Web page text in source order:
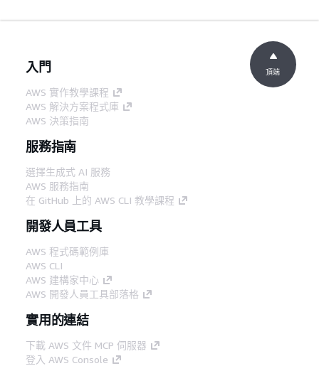
入門
AWS 實作教學課程
AWS 解決方案程式庫
AWS 決策指南
服務指南
選擇生成式 AI 服務
AWS 服務指南
在 GitHub 上的 AWS CLI 教學課程
開發人員工具
AWS 程式碼範例庫
AWS CLI
AWS 建構家中心
AWS 開發人員工具部落格
實用的連結
下載 AWS 文件 MCP 伺服器
登入 AWS Console
頂端